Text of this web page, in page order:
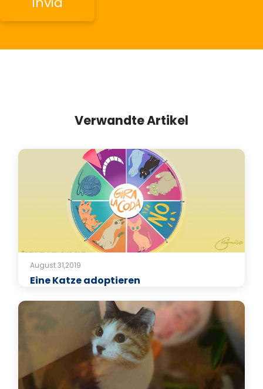
Verwandte Artikel
August 31,2019
Eine Katze adoptieren